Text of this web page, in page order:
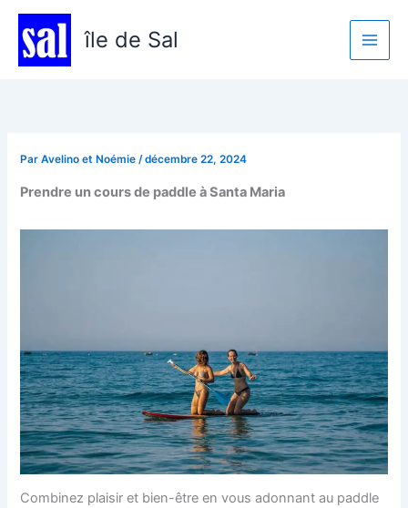
Aller
contenu
île de Sal
ParAvelino et Noémie/décembre 22, 2024
Prendre un cours de paddle à Santa Maria
Combinez plaisir et bien-être en vous adonnant au paddle